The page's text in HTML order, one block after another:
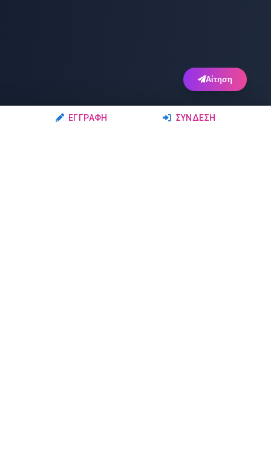
ΕΓΓΡΑΦΉ ΣΎΝΔΕΣΗ
Αίτηση